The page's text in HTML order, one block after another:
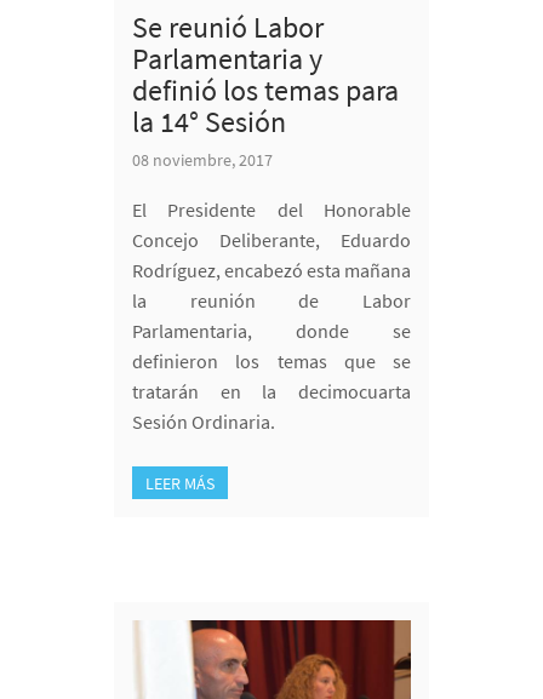
Se reunió Labor
Parlamentaria y
definió los temas para
la 14° Sesión
08 noviembre, 2017
El Presidente del Honorable
Concejo Deliberante, Eduardo
Rodríguez, encabezó esta mañana
la reunión de Labor
Parlamentaria, donde se
definieron los temas que se
tratarán en la decimocuarta
Sesión Ordinaria.
LEER MÁS